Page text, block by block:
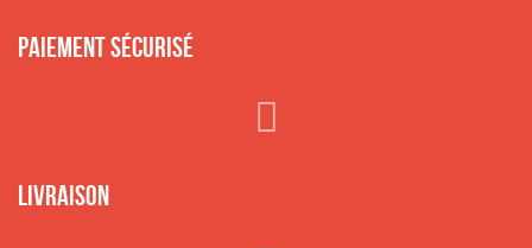
Paiement sécurisé
Livraison